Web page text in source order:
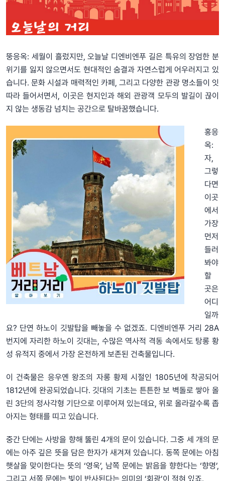
뚱응옥: 세월이 흘렀지만, 오늘날 디엔비엔푸 길은 특유의 장엄한 분
위기를 잃지 않으면서도 현대적인 숨결과 자연스럽게 어우러지고 있
습니다. 문화 시설과 매력적인 카페, 그리고 다양한 관광 명소들이 잇
따라 들어서면서, 이곳은 현지인과 해외 관광객 모두의 발길이 끊이
지 않는 생동감 넘치는 공간으로 탈바꿈했습니다.
홍응
옥:
자,
그렇
다면
이곳
에서
가장
먼저
들러
봐야
할
곳은
어디
일까
요? 단연 하노이 깃발탑을 빼놓을 수 없겠죠. 디엔비엔푸 거리 28A
번지에 자리한 하노이 깃대는, 수많은 역사적 격동 속에서도 탕롱 황
성 유적지 중에서 가장 온전하게 보존된 건축물입니다.
이 건축물은 응우옌 왕조의 자롱 황제 시절인 1805년에 착공되어
1812년에 완공되었습니다. 깃대의 기초는 튼튼한 보 벽돌로 쌓아 올
린 3단의 정사각형 기단으로 이루어져 있는데요, 위로 올라갈수록 좁
아지는 형태를 띠고 있습니다.
중간 단에는 사방을 향해 뚫린 4개의 문이 있습니다. 그중 세 개의 문
에는 아주 깊은 뜻을 담은 한자가 새겨져 있습니다. 동쪽 문에는 아침
햇살을 맞이한다는 뜻의 ‘영욱’, 남쪽 문에는 밝음을 향한다는 ‘향명’,
그리고 서쪽 문에는 빛이 반사된다는 의미의 ‘회광’이 적혀 있죠.